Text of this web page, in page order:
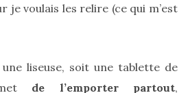
je voulais les relire (ce qui m’est
liseuse, soit une tablette de
de l’emporter partout,